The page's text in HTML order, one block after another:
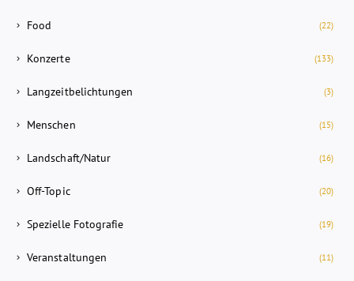
Food (22)
Konzerte (133)
Langzeitbelichtungen (3)
Menschen (15)
Landschaft/Natur (16)
Off-Topic (20)
Spezielle Fotografie (19)
Veranstaltungen (11)